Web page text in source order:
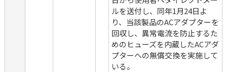
ルを送付し、同年1月24日よ
り、当該製品のACアダプターを
回収し、異常電流を防止するた
めのヒューズを内蔵したACアダ
プターへの無償交換を実施して
いる。